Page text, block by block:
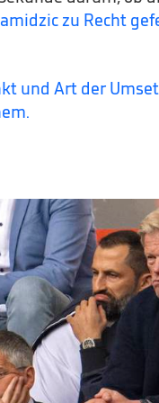
zu Recht
und Art der